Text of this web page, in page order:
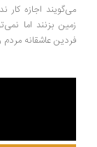
اجازه کار
بزنند اما
عاشقانه مردم را